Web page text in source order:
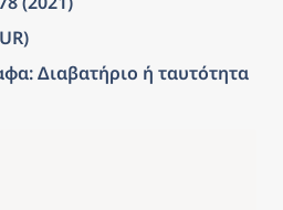
Διαβατήριο ή ταυτότητα